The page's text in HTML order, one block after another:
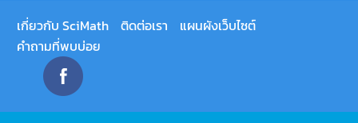
เกี่ยวกับ SciMath ติดต่อเรา
แผนผังเว็บไซต์
คำถามที่พบบ่อย